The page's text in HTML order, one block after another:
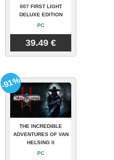
007 FIRST LIGHT
DELUXE EDITION
PC
39.49 €
THE INCREDIBLE
ADVENTURES OF VAN
HELSING II
PC
-91%